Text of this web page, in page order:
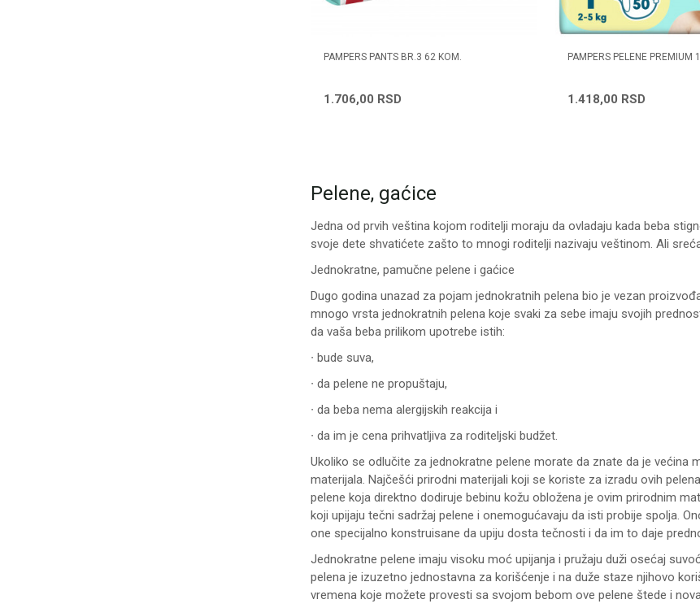
PAMPERS PANTS BR.3 62 KOM.
1.706,00 RSD
PAMPERS PELENE PREMIUM
1.418,00 RSD
Pelene, gaćice
Jedna od prvih veština kojom roditelji moraju da ovladaju kada beba
svoje dete shvatićete zašto to mnogi roditelji nazivaju veštinom. Ali
Jednokratne, pamučne pelene i gaćice
Dugo godina unazad za pojam jednokratnih pelena bio je vezan
mnogo vrsta jednokratnih pelena koje svaki za sebe imaju svojih
da vaša beba prilikom upotrebe istih:
∙ bude suva,
∙ da pelene ne propuštaju,
∙ da beba nema alergijskih reakcija i
∙ da im je cena prihvatljiva za roditeljski budžet.
Ukoliko se odlučite za jednokratne pelene morate da znate da je većina
materijala. Najčešći prirodni materijali koji se koriste za izradu ovih
pelene koja direktno dodiruje bebinu kožu obložena je ovim prirodnim
koji upijaju tečni sadržaj pelene i onemogućavaju da isti probije spolja.
one specijalno konstruisane da upiju dosta tečnosti i da im to daje
Jednokratne pelene imaju visoku moć upijanja i pružaju duži osećaj
pelena je izuzetno jednostavna za korišćenje i na duže staze njihovo
vremena koje možete provesti sa svojom bebom ove pelene štede i